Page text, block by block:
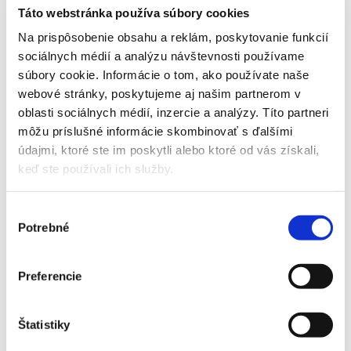
Táto webstránka používa súbory cookies
Na prispôsobenie obsahu a reklám, poskytovanie funkcií
sociálnych médií a analýzu návštevnosti používame
súbory cookie. Informácie o tom, ako používate naše
webové stránky, poskytujeme aj našim partnerom v
oblasti sociálnych médií, inzercie a analýzy. Títo partneri
môžu príslušné informácie skombinovať s ďalšími
údajmi, ktoré ste im poskytli alebo ktoré od vás získali,
keď ste používali ich služby.
súhlasu
Potrebné
Preferencie
Štatistiky
Vivax R-Design ACP-09CH25AERI R32/I + ACP-09CH25AERI
R32/O – 2,6 kW – biela s montážou
1200,00€ Pôvodná
cena
bola:
1200,00 €.
1170,00€ Aktuálna
cena
je:
1170,00 €.
ZOBRAZIŤ DETAIL PRODUKTU
Vivax R-Design ACP-09CH25AERI R32/I + ACP-09CH25AERI